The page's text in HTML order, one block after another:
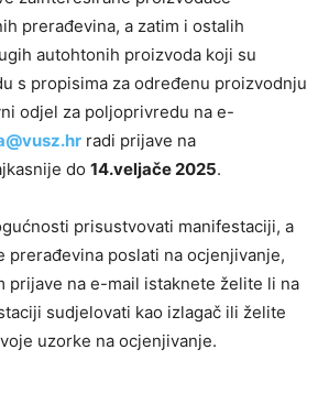
prerađevina, a zatim i ostalih
autohtonih proizvoda koji su
s propisima za određenu proizvodnju
odjel za poljoprivredu na e-
radi prijave na
do 14.veljače 2025.
prisustvovati manifestaciji, a
prerađevina poslati na ocjenjivanje,
prijave na e-mail istaknete želite li na
sudjelovati kao izlagač ili želite
uzorke na ocjenjivanje.